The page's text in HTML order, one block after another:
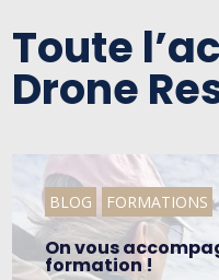
Toute
Drone
BLOG FORMATIONS
On vous
formation !